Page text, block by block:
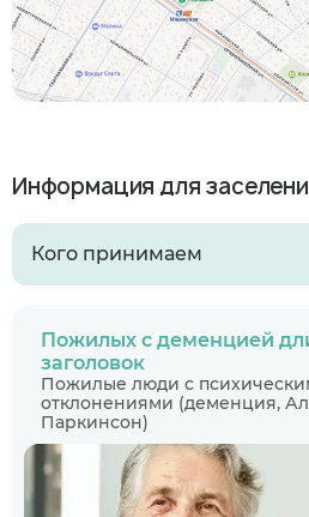
Информация для
Кого принимаем
Пожилых с деменцией
заголовок
Пожилые люди с
отклонениями (деменция,
Паркинсон)